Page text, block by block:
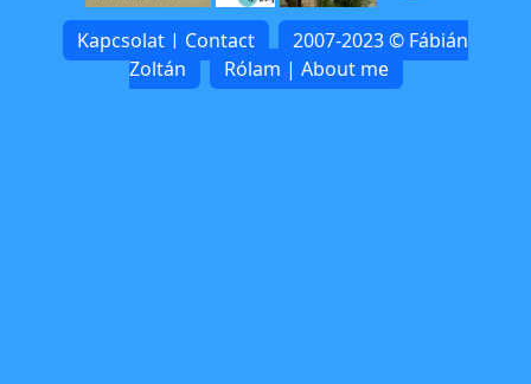
Kapcsolat | Contact
2007-2023 © Fábián
Zoltán
Rólam | About me